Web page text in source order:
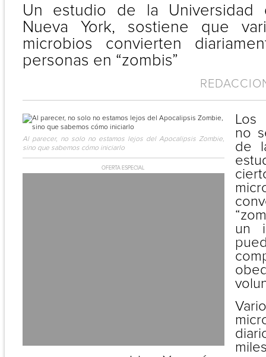
Un estudio de la Universidad
Nueva York, sostiene que
microbios convierten
personas en “zombis”
Al parecer, no solo no estamos lejos del Apocalipsis Zombie,
sino que sabemos cómo iniciarlo
OFERTA ESPECIAL
Los
no
de
un